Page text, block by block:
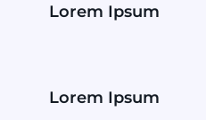
Lorem Ipsum
Lorem Ipsum